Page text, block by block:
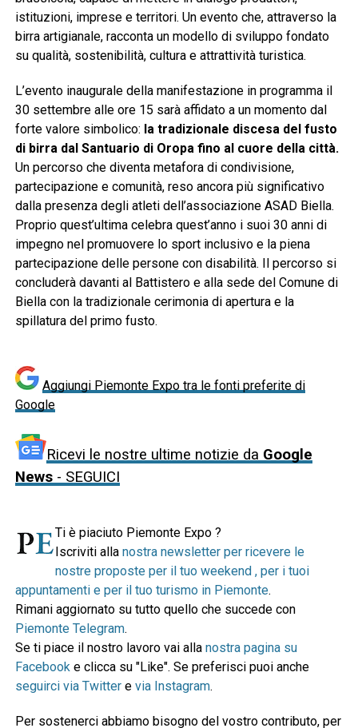
istituzioni, imprese e territori. Un evento che, attraverso la
birra artigianale, racconta un modello di sviluppo fondato
su qualità, sostenibilità, cultura e attrattività turistica.
L’evento inaugurale della manifestazione in programma il
30 settembre alle ore 15 sarà affidato a un momento dal
forte valore simbolico: la tradizionale discesa del fusto
di birra dal Santuario di Oropa fino al cuore della città.
Un percorso che diventa metafora di condivisione,
partecipazione e comunità, reso ancora più significativo
dalla presenza degli atleti dell’associazione ASAD Biella.
Proprio quest’ultima celebra quest’anno i suoi 30 anni di
impegno nel promuovere lo sport inclusivo e la piena
partecipazione delle persone con disabilità. Il percorso si
concluderà davanti al Battistero e alla sede del Comune di
Biella con la tradizionale cerimonia di apertura e la
spillatura del primo fusto.
Aggiungi Piemonte Expo tra le fonti preferite di
Google
Ricevi le nostre ultime notizie da Google
News- SEGUICI
Ti è piaciuto Piemonte Expo ?
Iscriviti alla nostra newsletter per ricevere le
nostre proposte per il tuo weekend , per i tuoi
appuntamenti e per il tuo turismo in Piemonte.
Rimani aggiornato su tutto quello che succede con
Piemonte Telegram.
Se ti piace il nostro lavoro vai alla nostra pagina su
Facebooke clicca su "Like". Se preferisci puoi anche
seguirci via Twittere via Instagram.
Per sostenerci abbiamo bisogno del vostro contributo, per